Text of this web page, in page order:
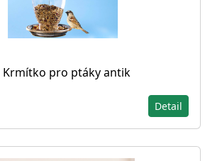
Krmítko pro ptáky antik
Detail